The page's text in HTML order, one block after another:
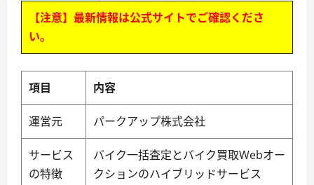
【注意】最新情報は公式サイトでご確認くださ
い。
項目 内容
運営元 パークアップ株式会社
サービス
の特徴
バイク一括査定とバイク買取Webオー
クションのハイブリッドサービス